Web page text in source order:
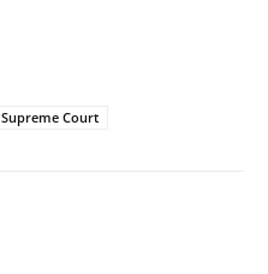
Supreme Court